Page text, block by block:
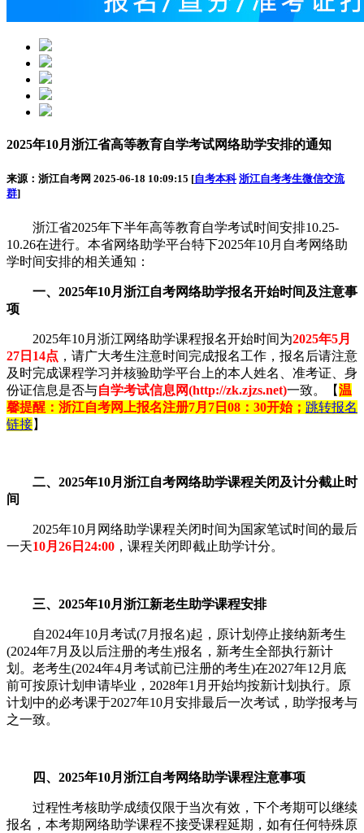
2025年10月浙江省高等教育自学考试网络助学安排的通知
来源：浙江自考网 2025-06-18 10:09:15 [自考本科 浙江自考考生微信交流
群]
浙江省2025年下半年高等教育自学考试时间安排10.25-
10.26在进行。本省网络助学平台特下2025年10月自考网络助
学时间安排的相关通知：
一、2025年10月浙江自考网络助学报名开始时间及注意事
项
2025年10月浙江网络助学课程报名开始时间为2025年5月
27日14点 ，请广大考生注意时间完成报名工作，报名后请注意
及时完成课程学习并核验助学平台上的本人姓名、准考证、身
份证信息是否与自学考试信息网(http://zk.zjzs.net)一致。【温
馨提醒：浙江自考网上报名注册7月7日08：30开始； 跳转报名
链接】
二、2025年10月浙江自考网络助学课程关闭及计分截止时
间
2025年10月网络助学课程关闭时间为国家笔试时间的最后
一天10月26日24:00 ，课程关闭即截止助学计分。
三、2025年10月浙江新老生助学课程安排
自2024年10月考试(7月报名)起，原计划停止接纳新考生
(2024年7月及以后注册的考生)报名，新考生全部执行新计
划。老考生(2024年4月考试前已注册的考生)在2027年12月底
前可按原计划申请毕业，2028年1月开始均按新计划执行。原
计划中的必考课于2027年10月安排最后一次考试，助学报考与
之一致。
四、2025年10月浙江自考网络助学课程注意事项
过程性考核助学成绩仅限于当次有效，下个考期可以继续
报名，本考期网络助学课程不接受课程延期，如有任何特殊原